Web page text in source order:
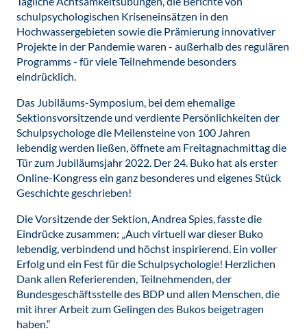
schulpsychologischen Kriseneinsätzen in den
Hochwassergebieten sowie die Prämierung innovativer
Projekte in der Pandemie waren - außerhalb des regulären
Programms - für viele Teilnehmende besonders
eindrücklich.
Das Jubiläums-Symposium, bei dem ehemalige
Sektionsvorsitzende und verdiente Persönlichkeiten der
Schulpsychologe die Meilensteine von 100 Jahren
lebendig werden ließen, öffnete am Freitagnachmittag die
Tür zum Jubiläumsjahr 2022. Der 24. Buko hat als erster
Online-Kongress ein ganz besonderes und eigenes Stück
Geschichte geschrieben!
Die Vorsitzende der Sektion, Andrea Spies, fasste die
Eindrücke zusammen: „Auch virtuell war dieser Buko
lebendig, verbindend und höchst inspirierend. Ein voller
Erfolg und ein Fest für die Schulpsychologie! Herzlichen
Dank allen Referierenden, Teilnehmenden, der
Bundesgeschäftsstelle des BDP und allen Menschen, die
mit ihrer Arbeit zum Gelingen des Bukos beigetragen
haben.“